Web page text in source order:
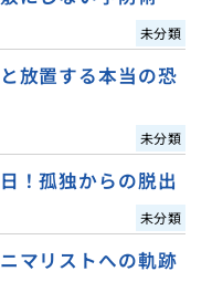
未分類
放置する本当の恐
未分類
！孤独からの脱出
未分類
マリストへの軌跡